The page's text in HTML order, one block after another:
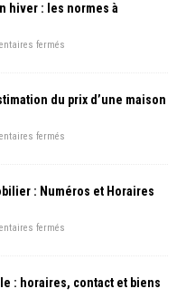
hiver : les normes à
fermés
du prix d’une maison
fermés
: Numéros et Horaires
fermés
: horaires, contact et biens